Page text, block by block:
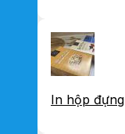
In hộp